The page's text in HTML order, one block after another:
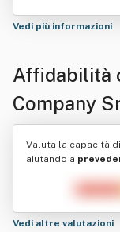
Vedi più informazioni
Affidabilità
Company
Valuta la capacità
aiutando a
Vedi altre valutazioni